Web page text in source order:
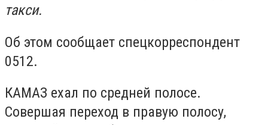
такси.
Об этом сообщает спецкорреспондент
0512.
КАМАЗ ехал по средней полосе.
Совершая переход в правую полосу,